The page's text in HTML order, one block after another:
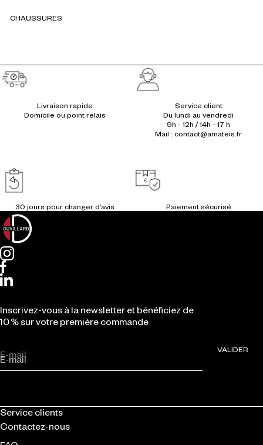
CHAUSSURES
Réassurances
Livraison rapide
Service client
Du lundi au vendredi
9h - 12h / 14h - 17 h
Mail : contact@amateis.fr
Inscrivez-vous à la newsletter et bénéficiez de
10 % sur votre première commande
E-mail
VALIDER
Service clients
Contactez-nous